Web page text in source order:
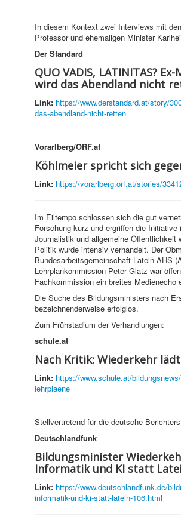
In diesem Kontext zwei Interviews mit
Professor und ehemaligen Minister
Der Standard
QUO VADIS, LATINITAS?
wird das Abendland nicht
Link: https://www.derstandard.at/story/
das-abendland-nicht-retten
Vorarlberg/ORF.at
Köhlmeier spricht sich
Link: https://vorarlberg.orf.at/stories/
Im Eiltempo schlossen sich die gut
Forschung kurz und ergriffen die
Journalistik und allgemeine Öffentlichkeit
Politik wurde intensiv verhandelt. Der
Bundesarbeitsgemeinschaft Latein AHS
Lehrplankommission Peter Glatz war
Fachkommission ein breites Medienecho
Die Suche des Bildungsministers nach
bezeichnenderweise erfolglos.
Zum Frühstadium der Verhandlungen:
schule.at
Nach Kritik: Wiederkehr
Link: https://www.schule.at/
lehrplaene
Stellvertretend für die deutsche
Deutschlandfunk
Bildungsminister
Informatik und KI statt
Link: https://www.deutschlandfunk.de/
informatik-und-ki-statt-latein-106.html